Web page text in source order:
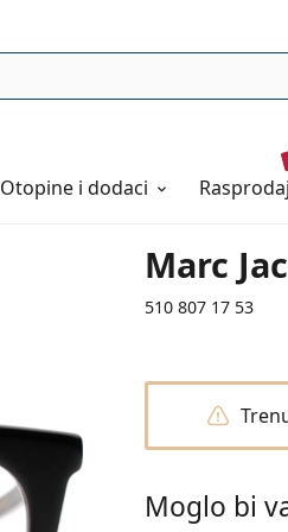
Otopine i dodaci
Marc
510 807 17 53
Moglo bi